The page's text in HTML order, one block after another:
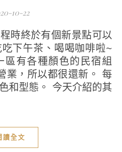
10-22
下午茶、喝喝咖啡啦~
區有各種顏色的民宿組
業，所以都很還新。 每
和型態。 今天介紹的其
讀全文